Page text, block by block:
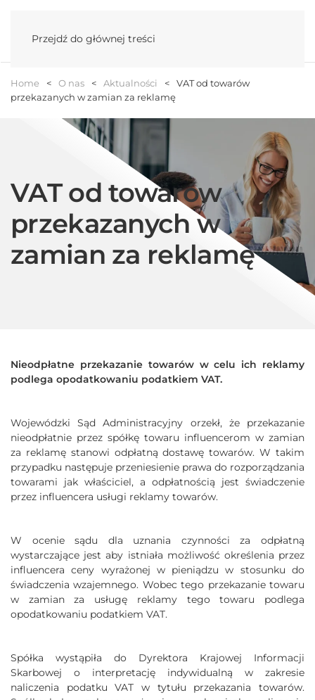
Przejdź do głównej treści
Home O nas Aktualności
VAT od towarów
przekazanych w zamian za reklamę
VAT od towarów
przekazanych w
zamian za reklamę
Nieodpłatne przekazanie towarów w celu ich reklamy
podlega opodatkowaniu podatkiem VAT.
Wojewódzki Sąd Administracyjny orzekł, że przekazanie
nieodpłatnie przez spółkę towaru influencerom w zamian
za reklamę stanowi odpłatną dostawę towarów. W takim
przypadku następuje przeniesienie prawa do rozporządzania
towarami jak właściciel, a odpłatnością jest świadczenie
przez influencera usługi reklamy towarów.
W ocenie sądu dla uznania czynności za odpłatną
wystarczające jest aby istniała możliwość określenia przez
influencera ceny wyrażonej w pieniądzu w stosunku do
świadczenia wzajemnego. Wobec tego przekazanie towaru
w zamian za usługę reklamy tego towaru podlega
opodatkowaniu podatkiem VAT.
Spółka wystąpiła do Dyrektora Krajowej Informacji
Skarbowej o interpretację indywidualną w zakresie
naliczenia podatku VAT w tytułu przekazania towarów.